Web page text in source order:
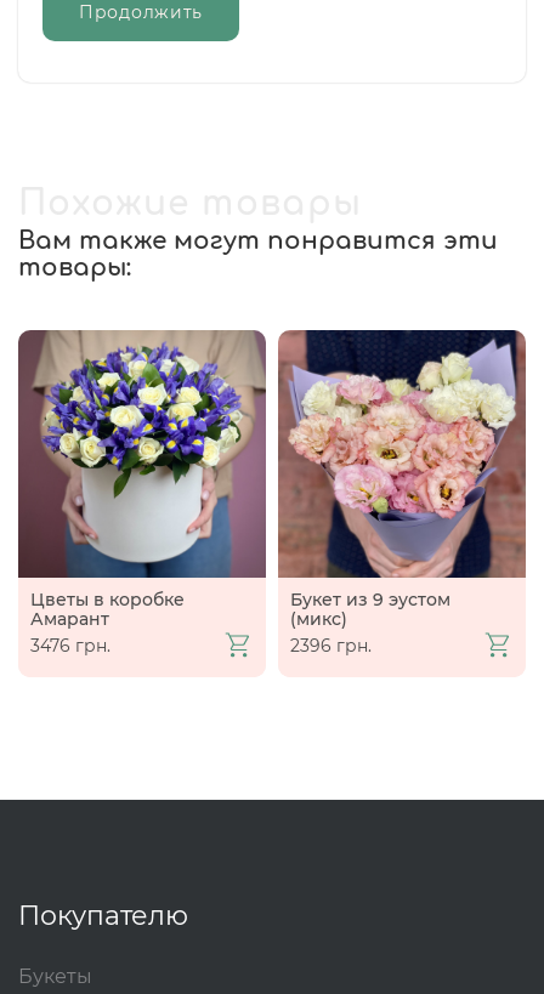
Продолжить
Вам также могут понравится эти
товары:
Цветы в коробке
Амарант
3476 грн.
Букет из 9 эустом
(микс)
2396 грн.
Покупателю
Букеты